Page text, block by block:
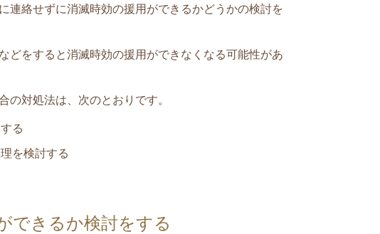
連絡せずに消滅時効の援用ができるかどうかの検討を
どをすると消滅時効の援用ができなくなる可能性があ
の対処法は、次のとおりです。
る
を検討する
できるか検討をする